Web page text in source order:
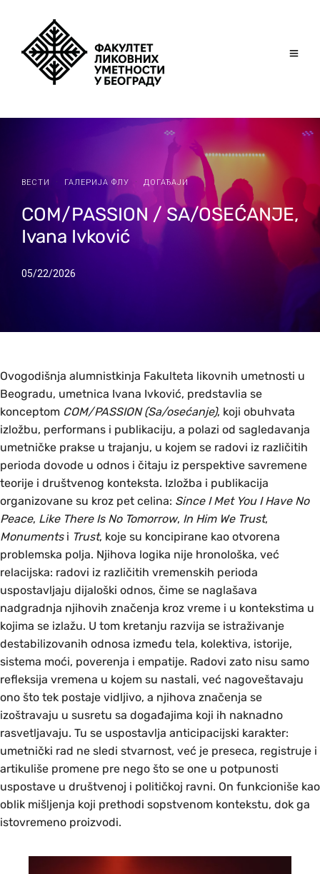
ВЕСТИ · ГАЛЕРИЈА ФЛУ · ДОГАЂАЈИ
COM/PASSION / SA/OSEĆANJE,
Ivana Ivković
05/22/2026
Ovogodišnja alumnistkinja Fakulteta likovnih umetnosti u
Beogradu, umetnica Ivana Ivković, predstavlia se
konceptom COM/PASSION (Sa/osećanje), koji obuhvata
izložbu, performans i publikaciju, a polazi od sagledavanja
umetničke prakse u trajanju, u kojem se radovi iz različitih
perioda dovode u odnos i čitaju iz perspektive savremene
teorije i društvenog konteksta. Izložba i publikacija
organizovane su kroz pet celina: Since I Met You I Have No
Peace, Like There Is No Tomorrow, In Him We Trust,
Monumentsi Trust, koje su koncipirane kao otvorena
problemska polja. Njihova logika nije hronološka, već
relacijska: radovi iz različitih vremenskih perioda
uspostavljaju dijaloški odnos, čime se naglašava
nadgradnja njihovih značenja kroz vreme i u kontekstima u
kojima se izlažu. U tom kretanju razvija se istraživanje
destabilizovanih odnosa između tela, kolektiva, istorije,
sistema moći, poverenja i empatije. Radovi zato nisu samo
refleksija vremena u kojem su nastali, već nagoveštavaju
ono što tek postaje vidljivo, a njihova značenja se
izoštravaju u susretu sa događajima koji ih naknadno
rasvetljavaju. Tu se uspostavlja anticipacijski karakter:
umetnički rad ne sledi stvarnost, već je preseca, registruje i
artikuliše promene pre nego što se one u potpunosti
uspostave u društvenoj i političkoj ravni. On funkcioniše kao
oblik mišljenja koji prethodi sopstvenom kontekstu, dok ga
istovremeno proizvodi.